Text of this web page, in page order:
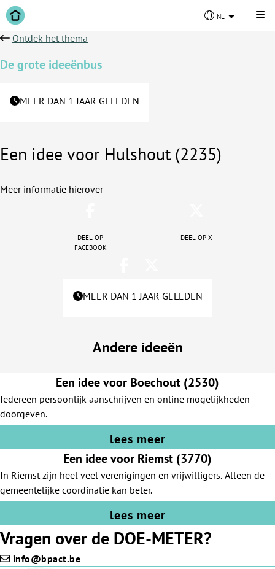
nl
Ontdek het thema
De grote ideeënbus
MEER DAN 1 JAAR GELEDEN
Een idee voor Hulshout (2235)
Meer informatie hierover
Deel op
facebook
Deel op X
MEER DAN 1 JAAR GELEDEN
Andere ideeën
Een idee voor Boechout (2530)
Iedereen persoonlijk aanschrijven en online mogelijkheden
doorgeven.
lees meer
Een idee voor Riemst (3770)
In Riemst zijn heel veel verenigingen en vrijwilligers. Alleen de
gemeentelijke coördinatie kan beter.
lees meer
Vragen over de DOE-METER?
info@bpact.be